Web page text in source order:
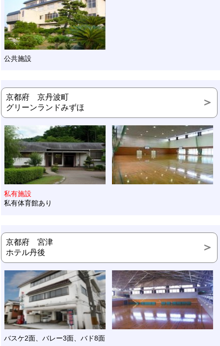
公共施設
京都府 京丹波町
グリーンランドみずほ
私有施設
私有体育館あり
京都府 宮津
ホテル丹後
バスケ2面、バレー3面、バド8面